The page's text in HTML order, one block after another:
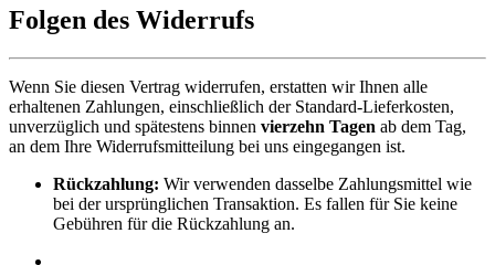
Folgen des Widerrufs
Wenn Sie diesen Vertrag widerrufen, erstatten wir Ihnen alle
erhaltenen Zahlungen, einschließlich der Standard-Lieferkosten,
unverzüglich und spätestens binnen vierzehn Tagen ab dem Tag,
an dem Ihre Widerrufsmitteilung bei uns eingegangen ist.
Rückzahlung: Wir verwenden dasselbe Zahlungsmittel wie
bei der ursprünglichen Transaktion. Es fallen für Sie keine
Gebühren für die Rückzahlung an.